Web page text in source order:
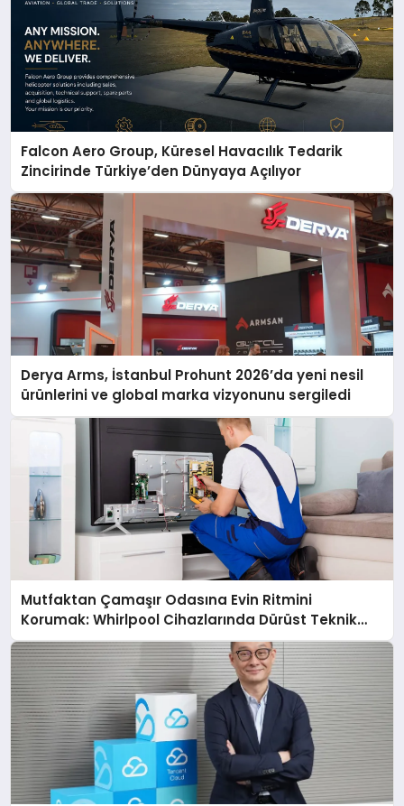
Falcon Aero Group, Küresel Havacılık Tedarik
Zincirinde Türkiye’den Dünyaya Açılıyor
Derya Arms, İstanbul Prohunt 2026’da yeni nesil
ürünlerini ve global marka vizyonunu sergiledi
Mutfaktan Çamaşır Odasına Evin Ritmini
Korumak: Whirlpool Cihazlarında Dürüst Teknik
Destek Deneyimi